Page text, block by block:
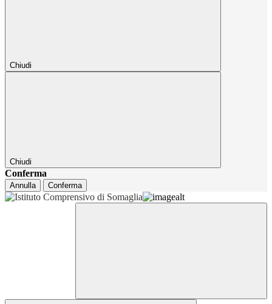
Chiudi
Chiudi
Conferma
Annulla Conferma